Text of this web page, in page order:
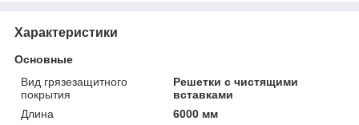
Характеристики
Основные
Вид грязезащитного
покрытия
Решетки с чистящими
вставками
Длина
6000 мм